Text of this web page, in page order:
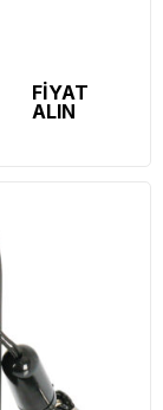
FİYAT
ALIN